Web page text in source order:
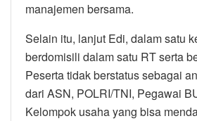
manajemen bersama.
Selain itu, lanjut Edi, dalam satu
berdomisili dalam satu RT serta
Peserta tidak berstatus sebagai
dari ASN, POLRI/TNI, Pegawai
Kelompok usaha yang bisa